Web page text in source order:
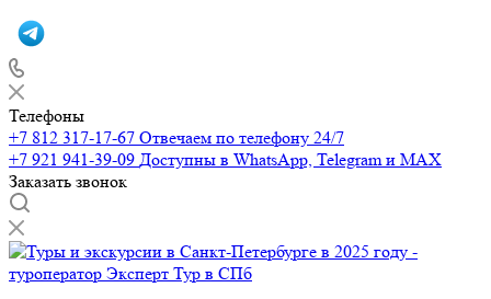
Телефоны
+7 812 317-17-67 Отвечаем по телефону 24/7
+7 921 941-39-09 Доступны в WhatsApp, Telegram и MAX
Заказать звонок